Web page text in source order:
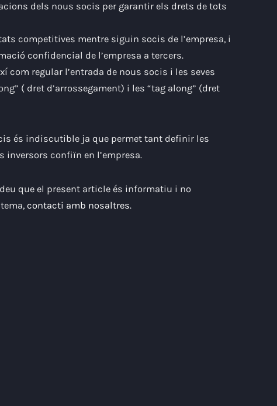
dels nous socis per garantir els drets de tots
competitives mentre siguin socis de l’empresa, i
confidencial de l’empresa a tercers.
com regular l’entrada de nous socis i les seves
( dret d’arrossegament) i les “tag along” (dret
és indiscutible ja que permet tant definir les
confiïn en l’empresa.
que el present article és informatiu i no
contacti amb nosaltres.